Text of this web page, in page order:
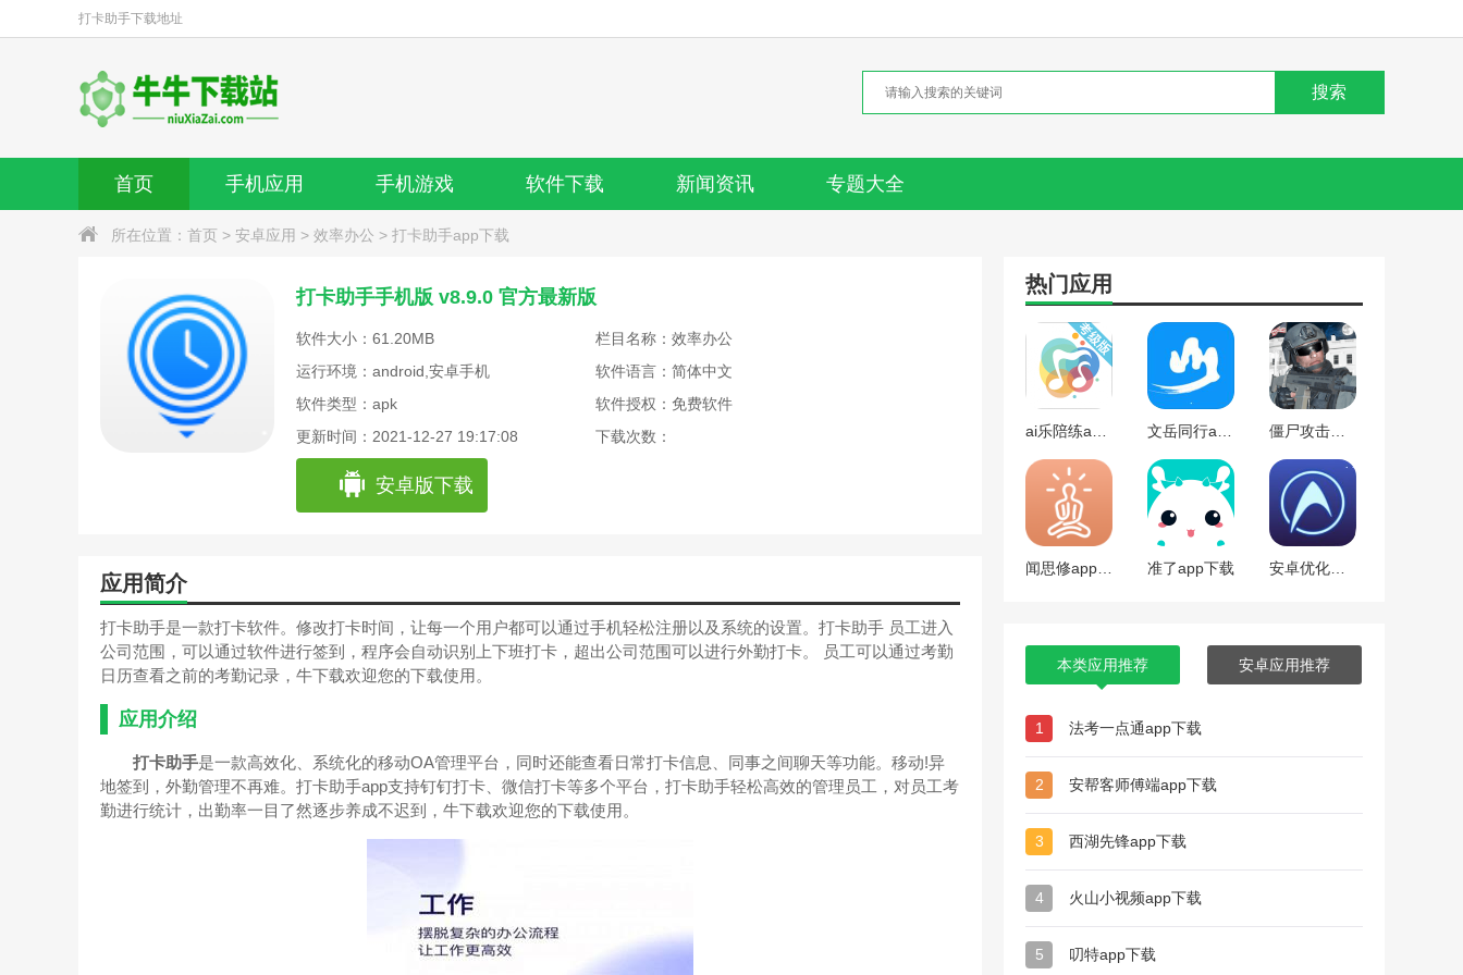
打卡助手下载地址
首页 手机应用 手机游戏 软件下载 新闻资讯 专题大全
所在位置： 首页 > 安卓应用 > 效率办公 > 打卡助手app下载
打卡助手手机版 v8.9.0 官方最新版
软件大小：61.20MB
栏目名称：效率办公
运行环境：android,安卓手机
软件语言：简体中文
软件类型：apk
软件授权：免费软件
更新时间：2021-12-27 19:17:08
下载次数：
安卓版下载
应用简介
打卡助手是一款打卡软件。修改打卡时间，让每一个用户都可以通过手机轻松注册以及系统的设置。打卡助手 员工进入
公司范围，可以通过软件进行签到，程序会自动识别上下班打卡，超出公司范围可以进行外勤打卡。 员工可以通过考勤
日历查看之前的考勤记录，牛下载欢迎您的下载使用。
应用介绍
打卡助手是一款高效化、系统化的移动OA管理平台，同时还能查看日常打卡信息、同事之间聊天等功能。移动!异
地签到，外勤管理不再难。打卡助手app支持钉钉打卡、微信打卡等多个平台，打卡助手轻松高效的管理员工，对员工考
勤进行统计，出勤率一目了然逐步养成不迟到，牛下载欢迎您的下载使用。
热门应用
准了app下载
本类应用推荐 安卓应用推荐
1 法考一点通app下载
2 安帮客师傅端app下载
3 西湖先锋app下载
4 火山小视频app下载
5 叨特app下载